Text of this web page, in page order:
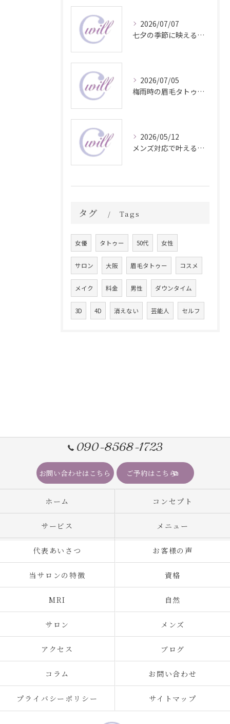
2026/07/07
七夕の季節に映える眉毛タトゥー技術
2026/07/05
梅雨時の眉毛タトゥー美容法
2026/05/12
メンズ対応で叶える自然な眉毛タトゥーの魅力
タグ Tags
女優 タトゥー 50代 女性
サロン 大阪 眉毛タトゥー コスメ
メイク 料金 男性 ダウンタイム
3D 4D 消えない 芸能人 セルフ
090-8568-1723
お問い合わせはこちら ご予約はこちら
ホーム コンセプト
サービス メニュー
代表あいさつ お客様の声
当サロンの特徴 資格
MRI 自然
サロン メンズ
アクセス ブログ
コラム お問い合わせ
プライバシーポリシー サイトマップ